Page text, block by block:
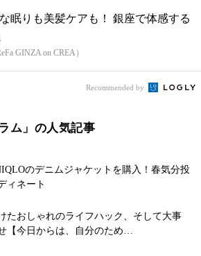
な眠りも美髪ケアも！ 銀座で体感する
GINZA on CREA）
Recommended by
ム」の人気記事
のデニムジャケットを購入！春気分投
ィネート
たおしゃれのライフハック、そして大事
【今日からは、自分のため…